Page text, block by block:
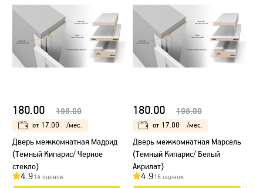
180.00 198.00
от 17.00 /мес.
Дверь межкомнатная Мадрид
(Темный Кипарис/ Черное
стекло)
4.914 оценок
180.00 198.00
от 17.00 /мес.
Дверь межкомнатная Марсель
(Темный Кипарис/ Белый
Акрилат)
4.916 оценок